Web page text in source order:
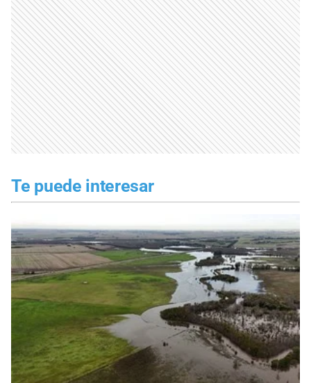
Te puede interesar